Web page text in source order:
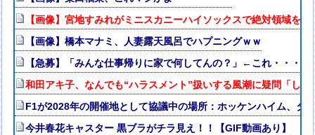
【画像】宮地すみれがミニスカニーハイソックスで絶対領域を
【画像】橋本マナミ、人妻露天風呂でハプニングｗｗ
【急募】「みんな仕事帰りに家で何してんの？」←これ・・・・
和田アキ子、なんでも“ハラスメント”扱いする風潮に疑問「し
F1が2028年の開催地として協議中の場所：ホッケンハイム、タ
今井春花キャスター 黒ブラがチラ見え！！【GIF動画あり】